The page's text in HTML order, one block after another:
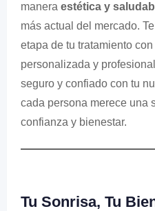
manera estética y
más actual del mercado.
etapa de tu tratamiento
personalizada y
seguro y confiado con tu
cada persona merece una
confianza y bienestar.
Tu Sonrisa, Tu